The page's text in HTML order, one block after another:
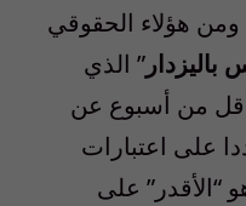
هؤلاء الحقوقي
باليزدار” الذي
من أسبوع عن
على اعتبارات
“الأقدر” على